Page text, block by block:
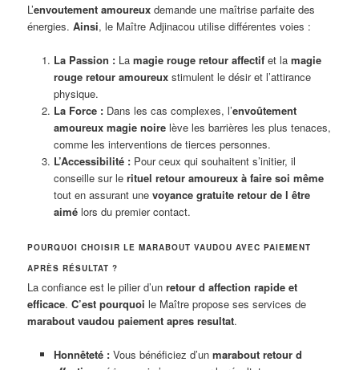
L’envoutement amoureux demande une maîtrise parfaite des
énergies.Ainsi, le Maître Adjinacou utilise différentes voies :
La Passion :La magie rouge retour affectifet la magie
rouge retour amoureuxstimulent le désir et l’attirance
physique.
La Force :Dans les cas complexes, l’envoûtement
amoureux magie noirelève les barrières les plus tenaces,
comme les interventions de tierces personnes.
L’Accessibilité :Pour ceux qui souhaitent s’initier, il
conseille sur le rituel retour amoureux à faire soi même
tout en assurant une voyance gratuite retour de l être
aimélors du premier contact.
POURQUOI CHOISIR LE MARABOUT VAUDOU AVEC PAIEMENT
APRÈS RÉSULTAT ?
La confiance est le pilier d’unretour d affection rapide et
efficace.C’est pourquoi le Maître propose ses services de
marabout vaudou paiement apres resultat.
Honnêteté :Vous bénéficiez d’un marabout retour d